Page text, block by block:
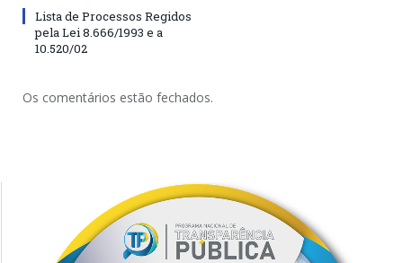
Lista de Processos Regidos
pela Lei 8.666/1993 e a
10.520/02
Os comentários estão fechados.